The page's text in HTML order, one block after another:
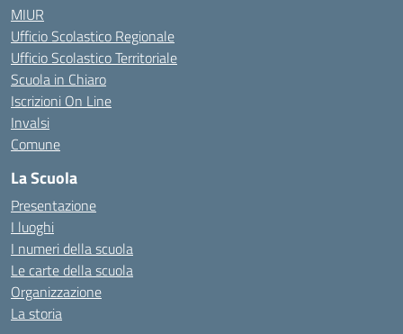
MIUR
Ufficio Scolastico Regionale
Ufficio Scolastico Territoriale
Scuola in Chiaro
Iscrizioni On Line
Invalsi
Comune
La Scuola
Presentazione
I luoghi
I numeri della scuola
Le carte della scuola
Organizzazione
La storia